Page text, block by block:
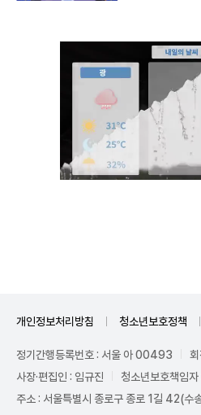
개인정보처리방침 청소년보호정책
정기간행등록번호 : 서울 아 00493
회
사장·편집인 : 임규진
청소년보호책임자
주소 : 서울특별시 종로구 종로 1길 42(